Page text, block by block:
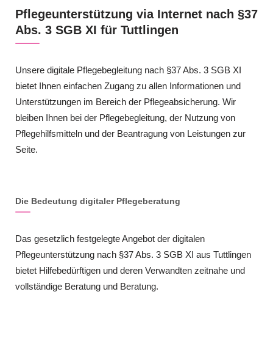
Pflegeunterstützung via Internet nach §37
Abs. 3 SGB XI für Tuttlingen
Unsere digitale Pflegebegleitung nach §37 Abs. 3 SGB XI
bietet Ihnen einfachen Zugang zu allen Informationen und
Unterstützungen im Bereich der Pflegeabsicherung. Wir
bleiben Ihnen bei der Pflegebegleitung, der Nutzung von
Pflegehilfsmitteln und der Beantragung von Leistungen zur
Seite.
Die Bedeutung digitaler Pflegeberatung
Das gesetzlich festgelegte Angebot der digitalen
Pflegeunterstützung nach §37 Abs. 3 SGB XI aus Tuttlingen
bietet Hilfebedürftigen und deren Verwandten zeitnahe und
vollständige Beratung und Beratung.